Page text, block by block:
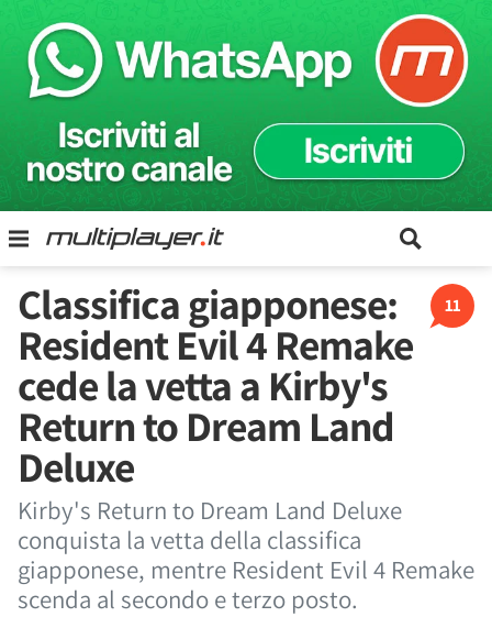
11
Classifica giapponese:
Resident Evil 4 Remake
cede la vetta a Kirby's
Return to Dream Land
Deluxe
Kirby's Return to Dream Land Deluxe
conquista la vetta della classifica
giapponese, mentre Resident Evil 4 Remake
scenda al secondo e terzo posto.